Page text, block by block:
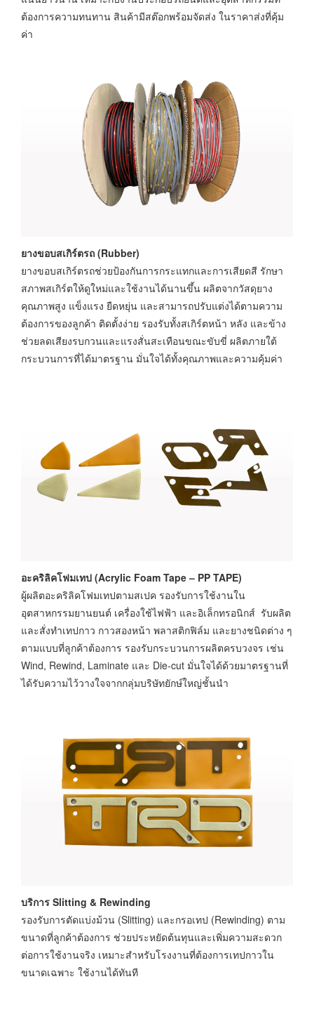
ต้องการความทนทาน สินค้ามีสต๊อกพร้อมจัดส่ง ในราคาส่งที่คุ้ม
ค่า
ยางขอบสเกิร์ตรถ (Rubber)
ยางขอบสเกิร์ตรถช่วยป้องกันการกระแทกและการเสียดสี รักษา
สภาพสเกิร์ตให้ดูใหม่และใช้งานได้นานขึ้น ผลิตจากวัสดุยาง
คุณภาพสูง แข็งแรง ยืดหยุ่น และสามารถปรับแต่งได้ตามความ
ต้องการของลูกค้า ติดตั้งง่าย รองรับทั้งสเกิร์ตหน้า หลัง และข้าง
ช่วยลดเสียงรบกวนและแรงสั่นสะเทือนขณะขับขี่ ผลิตภายใต้
กระบวนการที่ได้มาตรฐาน มั่นใจได้ทั้งคุณภาพและความคุ้มค่า
อะคริลิคโฟมเทป (Acrylic Foam Tape – PP TAPE)
ผู้ผลิตอะคริลิคโฟมเทปตามสเปค รองรับการใช้งานใน
อุตสาหกรรมยานยนต์ เครื่องใช้ไฟฟ้า และอิเล็กทรอนิกส์ รับผลิต
และสั่งทำเทปกาว กาวสองหน้า พลาสติกฟิล์ม และยางชนิดต่าง ๆ
ตามแบบที่ลูกค้าต้องการ รองรับกระบวนการผลิตครบวงจร เช่น
Wind, Rewind, Laminate และ Die-cut มั่นใจได้ด้วยมาตรฐานที่
ได้รับความไว้วางใจจากกลุ่มบริษัทยักษ์ใหญ่ชั้นนำ
บริการ Slitting & Rewinding
รองรับการตัดแบ่งม้วน (Slitting) และกรอเทป (Rewinding) ตาม
ขนาดที่ลูกค้าต้องการ ช่วยประหยัดต้นทุนและเพิ่มความสะดวก
ต่อการใช้งานจริง เหมาะสำหรับโรงงานที่ต้องการเทปกาวใน
ขนาดเฉพาะ ใช้งานได้ทันที